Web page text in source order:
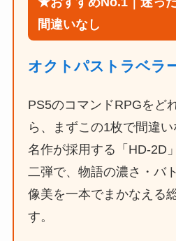
間違いなし
オクトパストラベラ
PS5のコマンドRPGをど
ら、まずこの1枚で間違
名作が採用する「HD-2D
二弾で、物語の濃さ・バ
像美を一本でまかなえる
す。